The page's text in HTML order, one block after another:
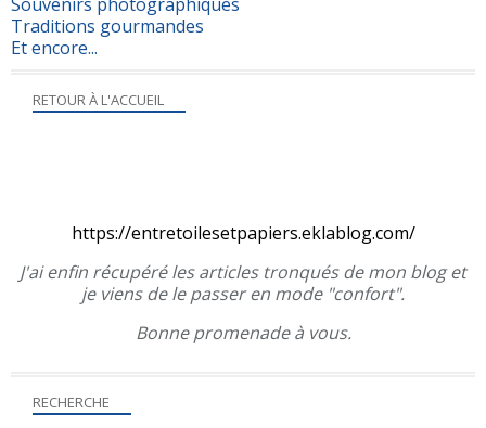
RECHERCHE
RETOUR À L'ACCUEIL
https://entretoilesetpapiers.eklablog.com/
J'ai enfin récupéré les articles tronqués de mon blog et
je viens de le passer en mode "confort".
Bonne promenade à vous.
Traditions gourmandes
Et encore...